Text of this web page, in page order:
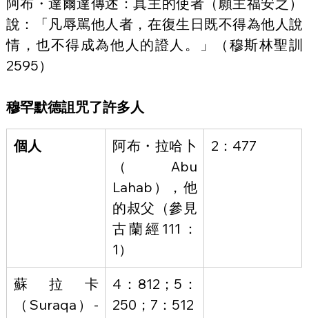
說：「凡辱駡他人者，在復生日既不得為他人說
情，也不得成為他人的證人。」（穆斯林聖訓
2595）
穆罕默德詛咒了許多人
個人
阿布・拉哈卜
（Abu
Lahab），他
的叔父（參見
古蘭經111：
1）
2：477
蘇拉卡
（Suraqa）-
4：812；5：
250；7：512